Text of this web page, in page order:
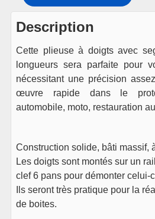
Description
Cette plieuse à doigts avec
longueurs sera parfaite pour
nécessitant une précision
œuvre rapide dans le
automobile, moto, restauration
Construction solide, bâti massif,
Les doigts sont montés sur un
clef 6 pans pour démonter celui-
Ils seront très pratique pour la
de boites.